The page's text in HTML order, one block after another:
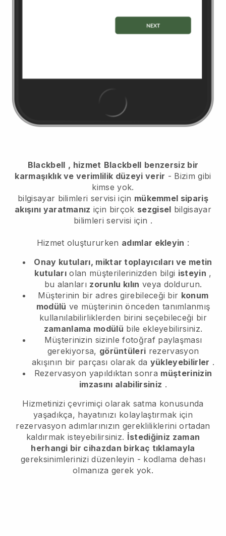
Blackbell , hizmet Blackbell benzersiz bir
karmaşıklık ve verimlilik düzeyi verir - Bizim gibi
kimse yok.
bilgisayar bilimleri servisi için mükemmel sipariş
akışını yaratmanız için birçok sezgisel bilgisayar
bilimleri servisi için .
Hizmet oluştururken adımlar ekleyin :
Onay kutuları, miktar toplayıcıları ve metin
kutuları olan müşterilerinizden bilgi isteyin ,
bu alanları zorunlu kılın veya doldurun.
Müşterinin bir adres girebileceği bir konum
modülü ve müşterinin önceden tanımlanmış
kullanılabilirliklerden birini seçebileceği bir
zamanlama modülü bile ekleyebilirsiniz.
Müşterinizin sizinle fotoğraf paylaşması
gerekiyorsa, görüntüleri rezervasyon
akışının bir parçası olarak da yükleyebilirler .
Rezervasyon yapıldıktan sonra müşterinizin
imzasını alabilirsiniz .
Hizmetinizi çevrimiçi olarak satma konusunda
yaşadıkça, hayatınızı kolaylaştırmak için
rezervasyon adımlarınızın gerekliliklerini ortadan
kaldırmak isteyebilirsiniz. İstediğiniz zaman
herhangi bir cihazdan birkaç tıklamayla
gereksinimlerinizi düzenleyin - kodlama dehası
olmanıza gerek yok.